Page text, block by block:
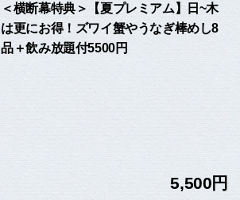
＜横断幕特典＞【夏プレミアム】日~木
は更にお得！ズワイ蟹やうなぎ棒めし8
品＋飲み放題付5500円
5,500円